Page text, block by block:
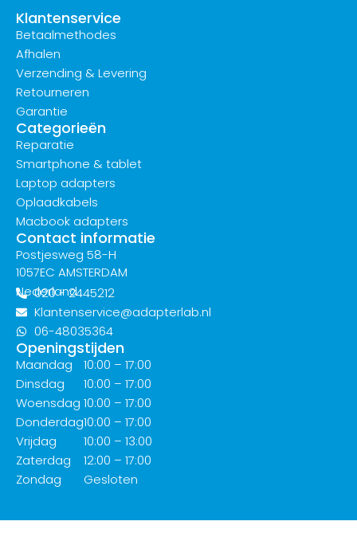
Klantenservice
Betaalmethodes
Afhalen
Verzending & Levering
Retourneren
Garantie
Categorieën
Reparatie
Smartphone & tablet
Laptop adapters
Oplaadkabels
Macbook adapters
Contact informatie
Postjesweg 58-H
1057EC AMSTERDAM
Nederland
020 - 2445212
Klantenservice@adapterlab.nl
06-48035364
Openingstijden
Maandag
Dinsdag
Woensdag
Donderdag
Vrijdag
Zaterdag
Zondag
10:00 – 17:00
10:00 – 17:00
10:00 – 17:00
10:00 – 17:00
10:00 – 13:00
12:00 – 17:00
Gesloten